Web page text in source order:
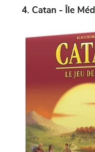
4. Catan - Île